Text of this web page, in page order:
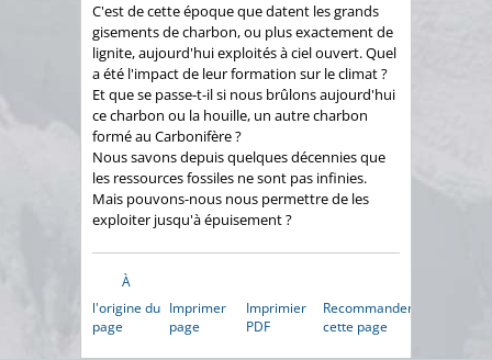
C'est de cette époque que datent les grands
gisements de charbon, ou plus exactement de
lignite, aujourd'hui exploités à ciel ouvert. Quel
a été l'impact de leur formation sur le climat ?
Et que se passe-t-il si nous brûlons aujourd'hui
ce charbon ou la houille, un autre charbon
formé au Carbonifère ?
Nous savons depuis quelques décennies que
les ressources fossiles ne sont pas infinies.
Mais pouvons-nous nous permettre de les
exploiter jusqu'à épuisement ?
À
l'origine du
page
Imprimer
page
Imprimier
PDF
Recommander
cette page